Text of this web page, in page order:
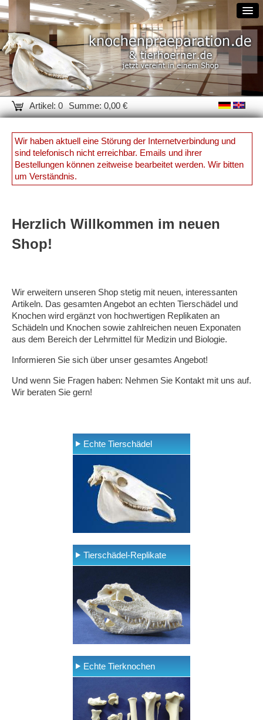
Artikel: 0 Summe: 0,00 €
Wir haben aktuell eine Störung der Internetverbindung und
sind telefonisch nicht erreichbar. Emails und ihrer
Bestellungen können zeitweise bearbeitet werden. Wir bitten
um Verständnis.
Herzlich Willkommen im neuen
Shop!
Wir erweitern unseren Shop stetig mit neuen, interessanten
Artikeln. Das gesamten Angebot an echten Tierschädel und
Knochen wird ergänzt von hochwertigen Replikaten an
Schädeln und Knochen sowie zahlreichen neuen Exponaten
aus dem Bereich der Lehrmittel für Medizin und Biologie.
Informieren Sie sich über unser gesamtes Angebot!
Und wenn Sie Fragen haben: Nehmen Sie Kontakt mit uns auf.
Wir beraten Sie gern!
Echte Tierschädel
Tierschädel-Replikate
Echte Tierknochen